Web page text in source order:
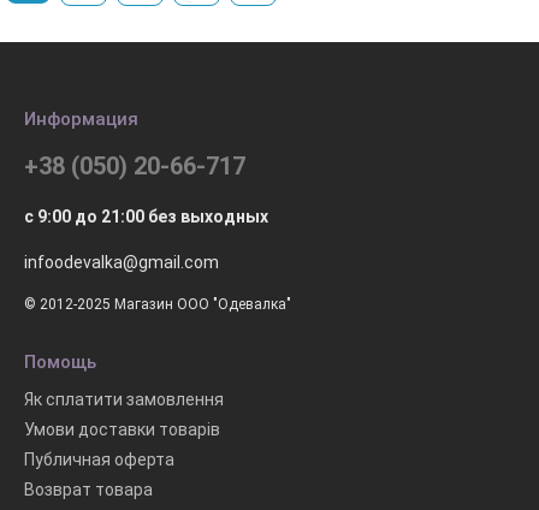
Информация
+38 (050) 20-66-717
с 9:00 до 21:00 без выходных
infoodevalka@gmail.com
© 2012-2025 Магазин ООО "Одевалка"
Помощь
Як сплатити замовлення
Умови доставки товарів
Публичная оферта
Возврат товара